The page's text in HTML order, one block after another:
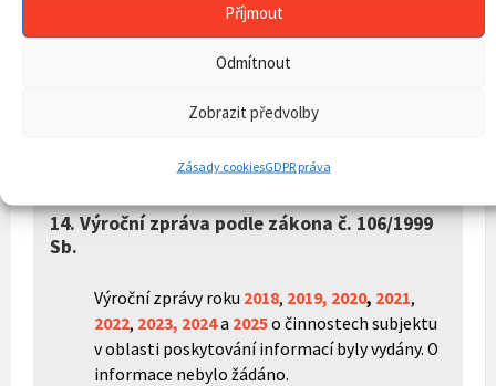
Příjmout
Odmítnout
Zobrazit předvolby
Zásady cookiesGDPR práva
13. Licenční smlouvy
13.2 – Výhradní licence – žádné výhradní
14.Výroční zpráva podle zákona č. 106/1999
Sb.
Výroční zprávy roku 2018, 2019, 2020, 2021,
2022, 2023, 2024a 2025o činnostech subjektu
v oblasti poskytování informací byly vydány. O
informace nebylo žádáno.